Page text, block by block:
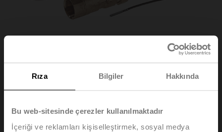
Rıza Bilgiler Hakkında
Bu web-sitesinde çerezler kullanılmaktadır
İçeriği ve reklamları kişiselleştirmek, sosyal medya
EV015R2+BAC
Elektrikli 2 yollu PI-CCV Belimo Energy Valve™,
AC/DC 24 V, BACnet/IP, BACnet MS/TP, Modbus TCP,